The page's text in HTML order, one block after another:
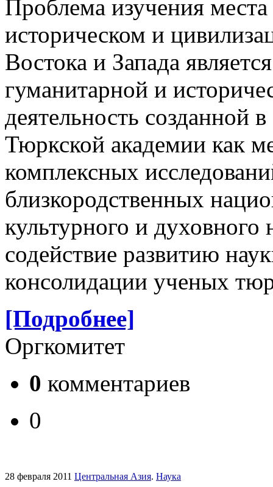
Проблема изучения
историческом и
Востока и Запада
гуманитарной и
деятельность созданной
Тюркской академии как
комплексных
близкородственных
культурного и духовного
содействие развитию
консолидации ученых
[Подробнее]
Оргкомитет
0 комментариев
0
28 февраля 2011 Центральная Азия. Наука